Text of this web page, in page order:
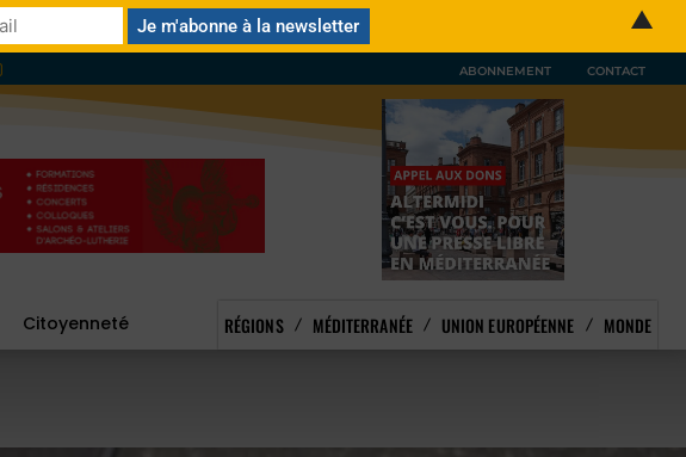
ABONNEMENT CONTACT
Citoyenneté RÉGIONS MÉDITERRANÉE UNION EUROPÉENNE MONDE
▲